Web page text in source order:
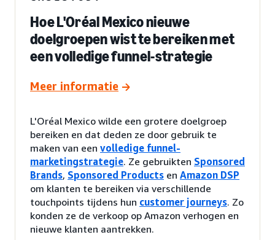
Hoe L'Oréal Mexico nieuwe
doelgroepen wist te bereiken met
een volledige funnel-strategie
Meer informatie
L'Oréal Mexico wilde een grotere doelgroep
bereiken en dat deden ze door gebruik te
maken van een volledige funnel-
marketingstrategie. Ze gebruikten Sponsored
Brands, Sponsored Products en Amazon DSP
om klanten te bereiken via verschillende
touchpoints tijdens hun customer journeys. Zo
konden ze de verkoop op Amazon verhogen en
nieuwe klanten aantrekken.